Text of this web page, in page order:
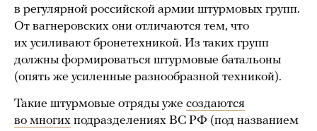
в регулярной российской армии штурмовых групп.
От вагнеровских они отличаются тем, что
их усиливают бронетехникой. Из таких групп
должны формироваться штурмовые батальоны
(опять же усиленные разнообразной техникой).
Такие штурмовые отряды уже создаются
во многих подразделениях ВС РФ (под названием